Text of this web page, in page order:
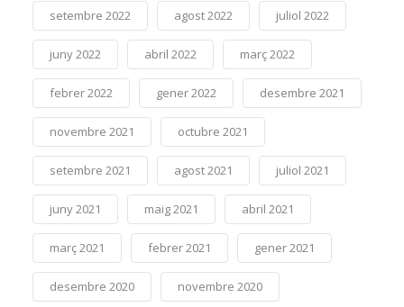
setembre 2022 agost 2022 juliol 2022
juny 2022 abril 2022 març 2022
febrer 2022 gener 2022 desembre 2021
novembre 2021 octubre 2021
setembre 2021 agost 2021 juliol 2021
juny 2021 maig 2021 abril 2021
març 2021 febrer 2021 gener 2021
desembre 2020 novembre 2020